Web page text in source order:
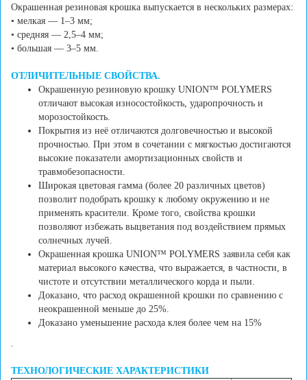
Окрашенная резиновая крошка выпускается в нескольких размерах:
• мелкая — 1–3 мм;
• средняя — 2,5–4 мм;
• большая — 3–5 мм.
ОТЛИЧИТЕЛЬНЫЕ СВОЙСТВА.
Окрашенную резиновую крошку UNION™ POLYMERS
отличают высокая износостойкость, ударопрочность и
морозостойкость.
Покрытия из неё отличаются долговечностью и высокой
прочностью. При этом в сочетании с мягкостью достигаются
высокие показатели амортизационных свойств и
травмобезопасности.
Широкая цветовая гамма (более 20 различных цветов)
позволит подобрать крошку к любому окружению и не
применять красители. Кроме того, свойства крошки
позволяют избежать выцветания под воздействием прямых
солнечных лучей.
Окрашенная крошка UNION™ POLYMERS заявила себя как
материал высокого качества, что выражается, в частности, в
чистоте и отсутствии металлического корда и пыли.
Доказано, что расход окрашенной крошки по сравнению с
неокрашенной меньше до 25%.
Доказано уменьшение расхода клея более чем на 15%
.
ТЕХНОЛОГИЧЕСКИЕ ХАРАКТЕРИСТИКИ